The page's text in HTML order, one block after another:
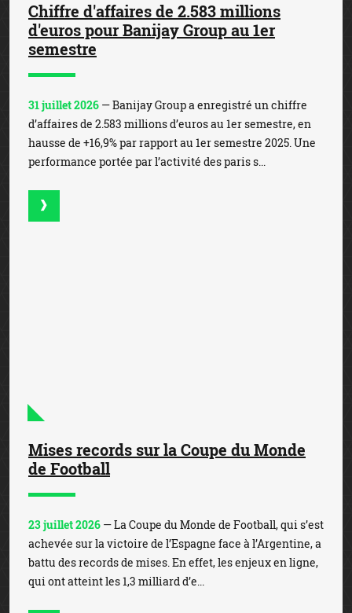
Chiffre d'affaires de 2.583 millions
d'euros pour Banijay Group au 1er
semestre
31 juillet 2026 — Banijay Group a enregistré un chiffre
d’affaires de 2.583 millions d’euros au 1er semestre, en
hausse de +16,9% par rapport au 1er semestre 2025. Une
performance portée par l’activité des paris s...
Mises records sur la Coupe du Monde
de Football
23 juillet 2026 — La Coupe du Monde de Football, qui s’est
achevée sur la victoire de l’Espagne face à l’Argentine, a
battu des records de mises. En effet, les enjeux en ligne,
qui ont atteint les 1,3 milliard d’e...